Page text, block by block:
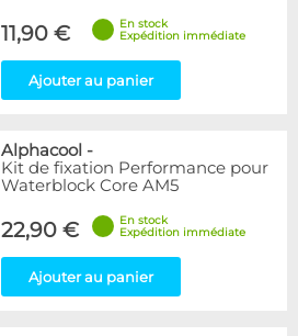
11,90 €
En stock
Expédition immédiate
Ajouter au panier
Alphacool -
Kit de fixation Performance pour
Waterblock Core AM5
22,90 €
En stock
Expédition immédiate
Ajouter au panier